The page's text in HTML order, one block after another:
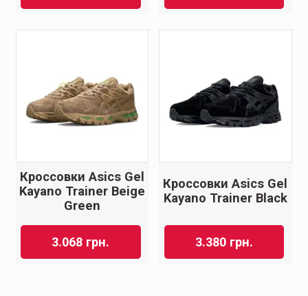
Кроссовки Asics Gel
Kayano Trainer Beige
Green
3.068 грн.
Кроссовки Asics Gel
Kayano Trainer Black
3.380 грн.